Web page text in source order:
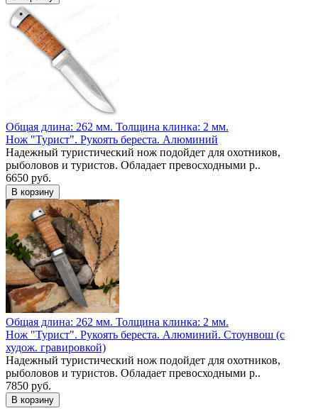
Общая длина: 262 мм. Толщина клинка: 2 мм.
Нож "Турист". Рукоять береста. Алюминий
Надежный туристический нож подойдет для охотников,
рыболовов и туристов. Обладает превосходными р..
6650 руб.
Общая длина: 262 мм. Толщина клинка: 2 мм.
Нож "Турист". Рукоять береста. Алюминий. Стоунвош (с
худож. гравировкой)
Надежный туристический нож подойдет для охотников,
рыболовов и туристов. Обладает превосходными р..
7850 руб.